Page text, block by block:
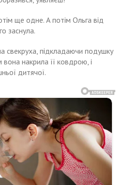
ще одне. А потім Ольга від
заснула.
свекруха, підкладаючи подушку
вона накрила її ковдрою, і
дитячої.